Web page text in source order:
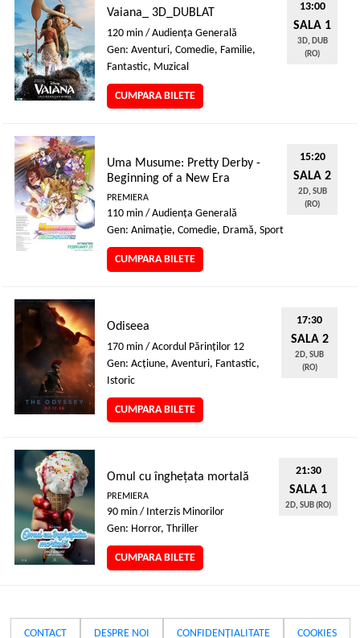
Vaiana_ 3D_DUBLAT
120 min / Audienţa Generală
Gen: Aventuri, Comedie, Familie,
Fantastic, Muzical
CUMPARA BILETE
13:00
SALA 1
3D, DUB
(RO)
Uma Musume: Pretty Derby -
Beginning of a New Era
PREMIERA
110 min / Audienţa Generală
Gen: Animaţie, Comedie, Dramă, Sport
CUMPARA BILETE
15:20
SALA 2
2D, SUB
(RO)
Odiseea
170 min / Acordul Părinţilor 12
Gen: Acţiune, Aventuri, Fantastic,
Istoric
CUMPARA BILETE
17:30
SALA 2
2D, SUB
(RO)
Omul cu înghețata mortală
PREMIERA
90 min / Interzis Minorilor
Gen: Horror, Thriller
CUMPARA BILETE
21:30
SALA 1
2D, SUB (RO)
CONTACT DESPRE NOI CONFIDENȚIALITATE COOKIES